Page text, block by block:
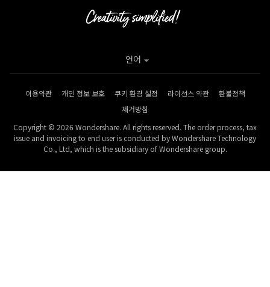
이용약관 개인 정보 보호 쿠키 환경 설정 라이선스 약관
환불정책
제거방침
Copyright © 2026 Wondershare. All rights reserved. The order process, tax
issue and invoicing to end user is conducted by Wondershare Technology
Co., Ltd, which is the subsidiary of Wondershare group.
언어